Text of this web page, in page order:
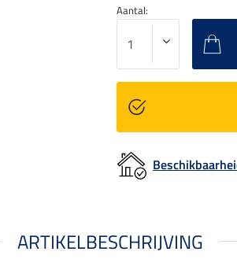
Aantal:
ARTIKELBESCHRIJVING